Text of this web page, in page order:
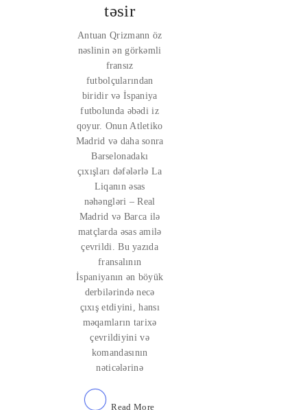
təsir
Antuan Qrizmann öz
nəslinin ən görkəmli
fransız
futbolçularından
biridir və İspaniya
futbolunda əbədi iz
qoyur. Onun Atletiko
Madrid və daha sonra
Barselonadakı
çıxışları dəfələrlə La
Liqanın əsas
nəhəngləri – Real
Madrid və Barca ilə
matçlarda əsas amilə
çevrildi. Bu yazıda
fransalının
İspaniyanın ən böyük
derbilərində necə
çıxış etdiyini, hansı
məqamların tarixə
çevrildiyini və
komandasının
nəticələrinə
Read More